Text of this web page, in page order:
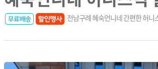
전남구례 혜숙언니네 간편한 허